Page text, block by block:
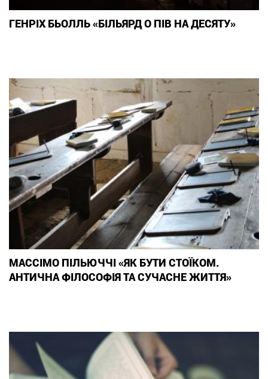
ГЕНРІХ БЬОЛЛЬ «БІЛЬЯРД О ПІВ НА ДЕСЯТУ»
МАССІМО ПІЛЬЮЧЧІ «ЯК БУТИ СТОЇКОМ.
АНТИЧНА ФІЛОСОФІЯ ТА СУЧАСНЕ ЖИТТЯ»